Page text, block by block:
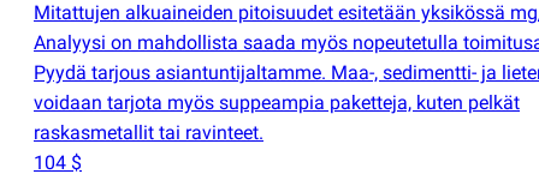
Mitattujen alkuaineiden pitoisuudet esitetään yksikössä
Analyysi on mahdollista saada myös nopeutetulla
Pyydä tarjous asiantuntijaltamme. Maa-, sedimentti- ja
voidaan tarjota myös suppeampia paketteja, kuten pelkät
raskasmetallit tai ravinteet.
104 $